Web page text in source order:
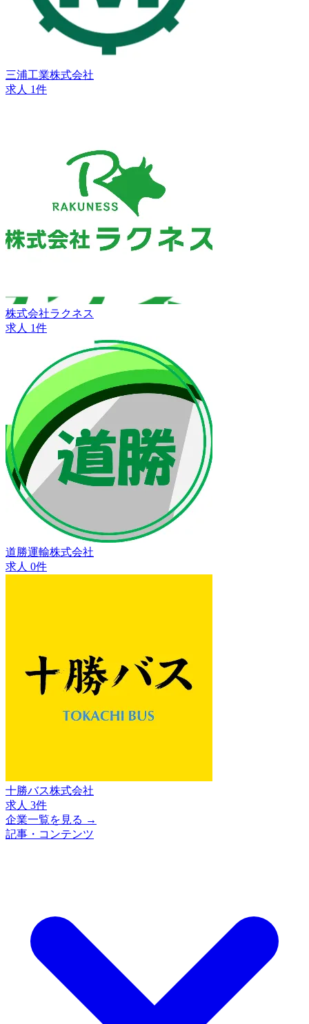
三浦工業株式会社
求人 1件
株式会社ラクネス
求人 1件
道勝運輸株式会社
求人 0件
十勝バス株式会社
求人 3件
企業一覧を見る →
記事・コンテンツ